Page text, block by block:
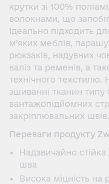
крутки зі 100%
волокнами, що
Ідеально підходить
м’яких меблів,
рюкзаків, надувних
валіз та ременів, а
технічного
зшиванні тканин
вантажопідйомних
закріплювальних швів.
Переваги продукту
Надзвичайно
шва
Висока міцність на